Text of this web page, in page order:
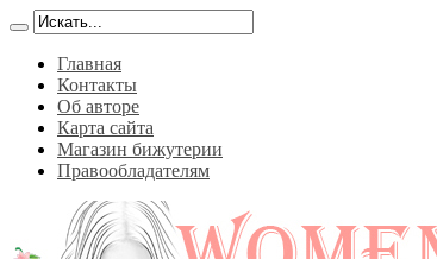
Главная
Контакты
Об авторе
Карта сайта
Магазин бижутерии
Правообладателям